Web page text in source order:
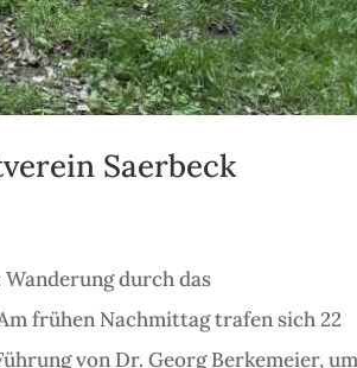
Saerbeck
durch das
frühen Nachmittag trafen sich 22
von Dr. Georg Berkemeier,